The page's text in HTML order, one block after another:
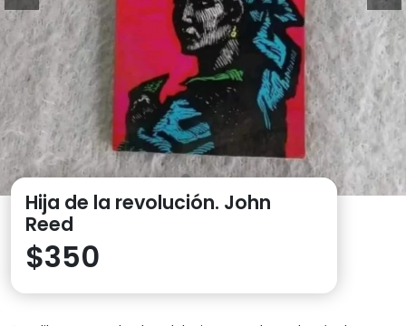
Hija de la revolución. John
Reed
$350